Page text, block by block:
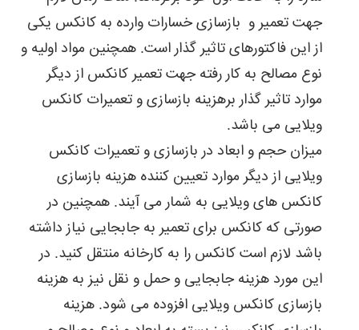
جهت تعمیر و بازسازی خسارات وارده به کانکس یکی
از این فاکتورهای تاثیر گذار است. همچنین مواد اولیه و
نوع مصالح به کار رفته جهت تعمیر کانکس از دیگر
موارد تاثیر گذار برهزینه بازسازی و تعمیرات کانکس
ویلایی می باشد.
میزان حجم و ابعاد در بازسازی و تعمیرات کانکس
ویلایی از دیگر موارد تعیین کننده هزینه بازسازی
کانکس های ویلایی به شمار می آیند. همچنین در
صورتی که کانکس برای تعمیر به جابجایی نیاز داشته
باشد لازم است کانکس را به کارخانه منتقل کنید. در
این مورد هزینه جابجایی و حمل و نقل نیز به هزینه
بازسازی کانکس ویلایی افزوده می شود. هزینه